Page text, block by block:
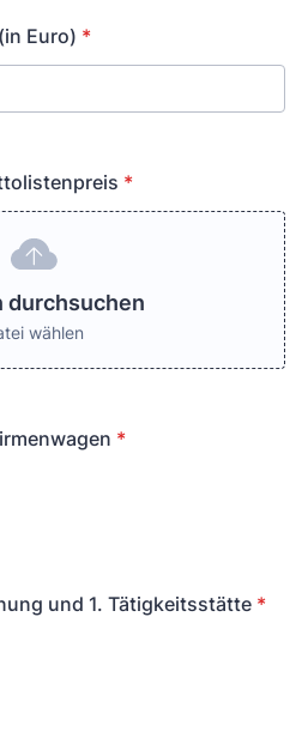
Euro) *
*
durchsuchen
wählen
*
und 1. Tätigkeitsstätte *